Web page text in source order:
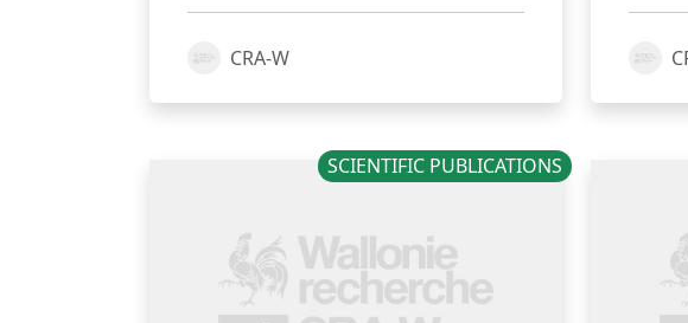
CRA-W
SCIENTIFIC PUBLICATIONS